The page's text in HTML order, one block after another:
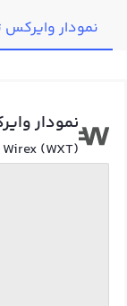
نمودار وایرکس
نمودار
Wirex (WXT)